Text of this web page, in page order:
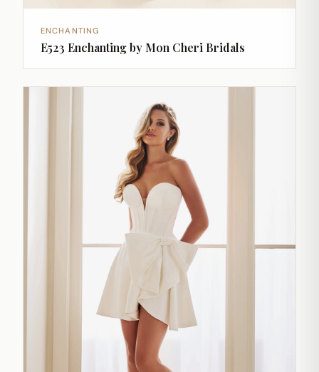
ENCHANTING
E523 Enchanting by Mon Cheri Bridals